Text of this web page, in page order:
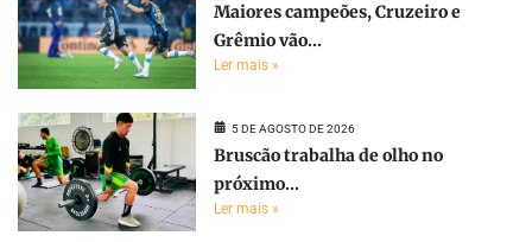
Maiores campeões, Cruzeiro e
Grêmio vão...
Ler mais »
5 DE AGOSTO DE 2026
Bruscão trabalha de olho no
próximo...
Ler mais »